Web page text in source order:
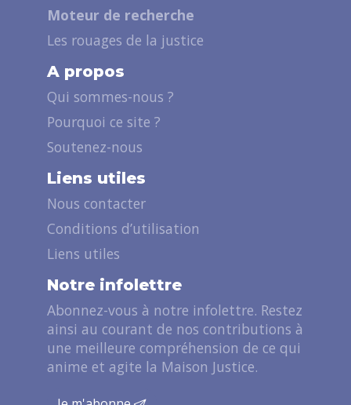
Moteur de recherche
Les rouages de la justice
A propos
Qui sommes-nous ?
Pourquoi ce site ?
Soutenez-nous
Liens utiles
Nous contacter
Conditions d’utilisation
Liens utiles
Notre infolettre
Abonnez-vous à notre infolettre. Restez
ainsi au courant de nos contributions à
une meilleure compréhension de ce qui
anime et agite la Maison Justice.